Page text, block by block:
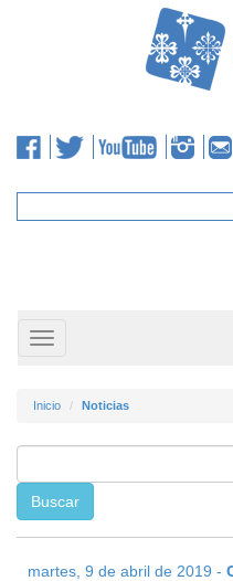
Toggle
navigation
Inicio Noticias
martes, 9 de abril de 2019 -